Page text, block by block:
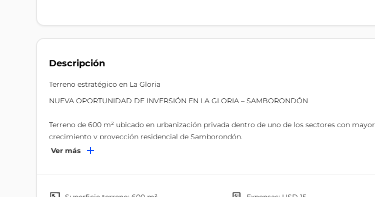
Descripción
Terreno estratégico en La Gloria
NUEVA OPORTUNIDAD DE INVERSIÓN EN LA GLORIA – SAMBORONDÓN
Terreno de 600 m² ubicado en urbanización privada dentro de uno de los sectores con mayor
crecimiento y proyección residencial de Samborondón.
valorización y desarrollo sostenido.
Ver más